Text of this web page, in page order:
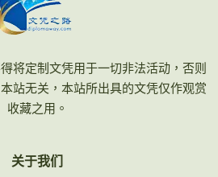
将定制文凭用于一切非法活动，否则
站无关，本站所出具的文凭仅作观赏
收藏之用。
关于我们